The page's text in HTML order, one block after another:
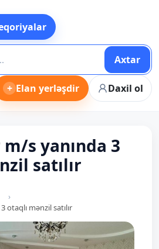
Axtar
+ Elan yerləşdir Daxil ol
s yanında 3
satılır
otaqlı mənzil satılır